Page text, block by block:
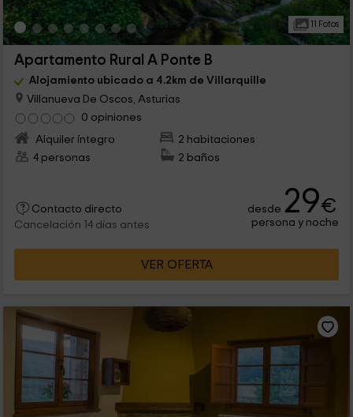
11 Fotos
Apartamento Rural A Ponte B
Alojamiento ubicado a 4.2km de Villarquille
Villanueva De Oscos, Asturias
0 opiniones
Alquiler íntegro
2 habitaciones
4 personas
2 baños
Contacto directo
Cancelación 14 días antes
desde 29€
persona y noche
VER OFERTA